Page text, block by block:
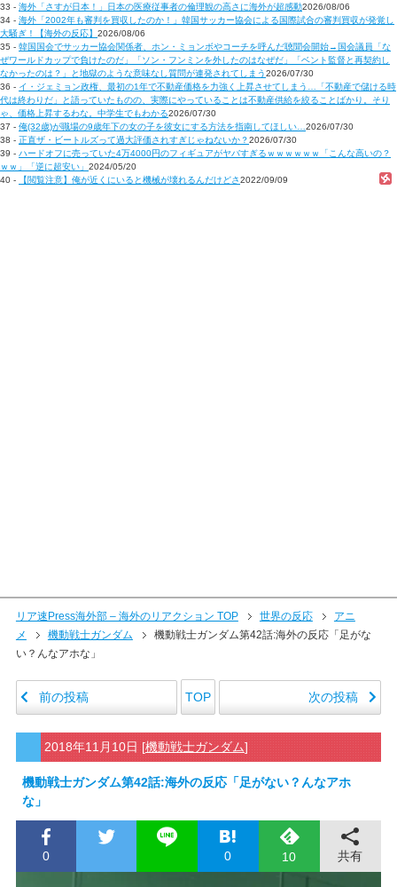
33 - 海外「さすが日本！」日本の医療従事者の倫理観の高さに海外が超感動2026/08/06
34 - 海外「2002年も審判を買収したのか！」韓国サッカー協会による国際試合の審判買収が発覚し
大騒ぎ！【海外の反応】 2026/08/06
35 - 韓国国会でサッカー協会関係者、ホン・ミョンボやコーチを呼んだ聴聞会開始→国会議員「な
ぜワールドカップで負けたのだ」「ソン・フンミンを外したのはなぜだ」「ベント監督と再契約し
なかったのは？」と地獄のような意味なし質問が連発されてしまう2026/07/30
36 - イ・ジェミョン政権、最初の1年で不動産価格を力強く上昇させてしまう…「不動産で儲ける時
代は終わりだ」と語っていたものの、実際にやっていることは不動産供給を絞ることばかり。そり
ゃ、価格上昇するわな。中学生でもわかる2026/07/30
37 - 俺(32歳)が職場の9歳年下の女の子を彼女にする方法を指南してほしい…2026/07/30
38 - 正直ザ・ビートルズって過大評価されすぎじゃねないか？2026/07/30
39 - ハードオフに売っていた4万4000円のフィギュアがヤバすぎるｗｗｗｗｗｗ「こんな高いの？
ｗｗ」「逆に超安い」 2024/05/20
40 -
【閲覧注意】俺が近くにいると機械が壊れるんだけどさ2022/09/09
リア速Press海外部 – 海外のリアクション TOP 世界の反応
アニ
メ
機動戦士ガンダム
機動戦士ガンダム第42話:海外の反応「足がな
い？んなアホな」
前の投稿 TOP 次の投稿
2018年11月10日 [機動戦士ガンダム]
機動戦士ガンダム第42話:海外の反応「足がない？んなアホ
な」
0 0 10 共有